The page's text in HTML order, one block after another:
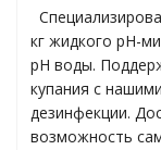
для
промышленности
кг жидкого pH-
pH воды.
купания с
дезинфекции.
возможность